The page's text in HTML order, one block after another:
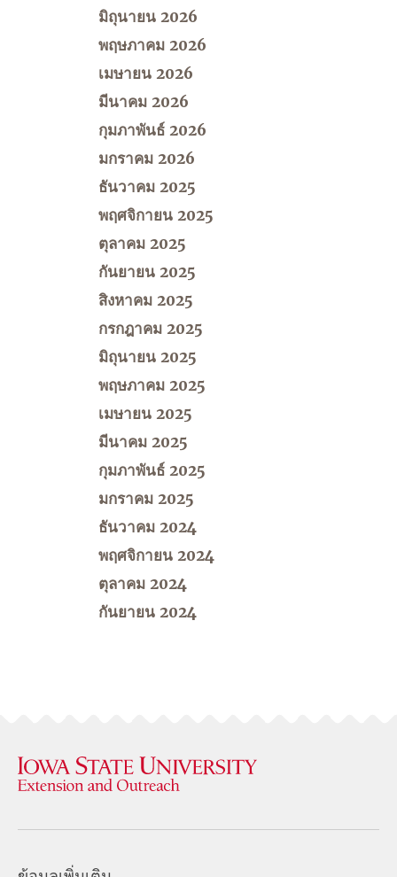
มิถุนายน 2026
พฤษภาคม 2026
เมษายน 2026
มีนาคม 2026
กุมภาพันธ์ 2026
มกราคม 2026
ธันวาคม 2025
พฤศจิกายน 2025
ตุลาคม 2025
กันยายน 2025
สิงหาคม 2025
กรกฎาคม 2025
มิถุนายน 2025
พฤษภาคม 2025
เมษายน 2025
มีนาคม 2025
กุมภาพันธ์ 2025
มกราคม 2025
ธันวาคม 2024
พฤศจิกายน 2024
ตุลาคม 2024
กันยายน 2024